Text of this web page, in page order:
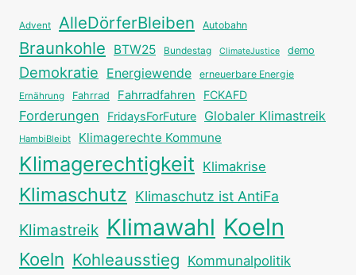
Advent AlleDörferBleiben Autobahn
Braunkohle BTW25 Bundestag ClimateJustice demo
Demokratie Energiewende erneuerbare Energie
Ernährung Fahrrad Fahrradfahren FCKAFD
Forderungen FridaysForFuture Globaler Klimastreik
HambiBleibt Klimagerechte Kommune
Klimagerechtigkeit Klimakrise
Klimaschutz Klimaschutz ist AntiFa
Klimastreik Klimawahl Koeln
Koeln Kohleausstieg Kommunalpolitik